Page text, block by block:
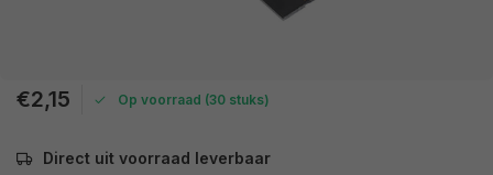
€2,15 Op voorraad (30 stuks)
Direct uit voorraad leverbaar